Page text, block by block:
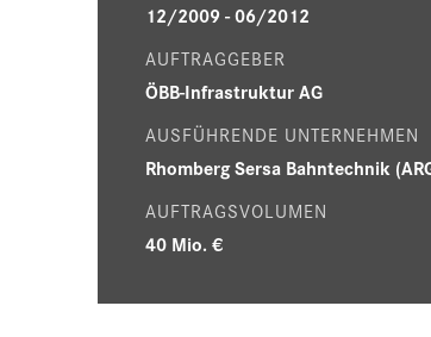
12/2009 - 06/2012
AUFTRAGGEBER
ÖBB-Infrastruktur AG
AUSFÜHRENDE UNTERNEHMEN
AUFTRAGSVOLUMEN
40 Mio. €